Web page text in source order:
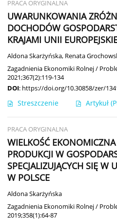
PRACA ORYGINALNA
UWARUNKOWANIA
DOCHODÓW
KRAJAMI UNII
Aldona Skarżyńska, Renata
Zagadnienia Ekonomiki Rolnej /
2021;367(2):119-134
DOI: https://doi.org/10.30858/zer/
Streszczenie Artykuł
PRACA ORYGINALNA
WIELKOŚĆ
PRODUKCJI W
SPECJALIZUJĄCYCH SIĘ W
W POLSCE
Aldona Skarżyńska
Zagadnienia Ekonomiki Rolnej /
2019;358(1):64-87